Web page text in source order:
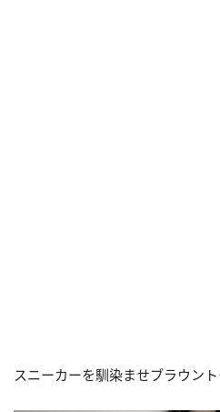
スニーカーを馴染ませブラウント